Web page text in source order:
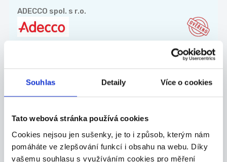
Souhlas Detaily Více o cookies
Tato webová stránka používá cookies
Cookies nejsou jen sušenky, je to i způsob, kterým nám
pomáháte ve zlepšování funkcí i obsahu na webu. Díky
vašemu souhlasu s využíváním cookies pro měření
ADECCO spol. s r.o.
Animátor/ka na příměstském
táboře v Hradci Králové
Termíny: všední dny - pondělí až pátek (3.8. - 1...
Hradec Králové
Děti sportu HK, z.s.